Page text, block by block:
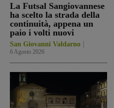
La Futsal Sangiovannese
ha scelto la strada della
continuità, appena un
paio i volti nuovi
San Giovanni Valdarno
6 Agosto 2026